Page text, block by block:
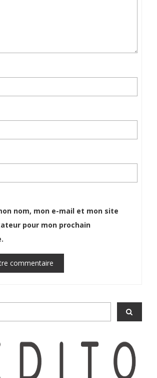
nom, mon e-mail et mon site
pour mon prochain
commentaire